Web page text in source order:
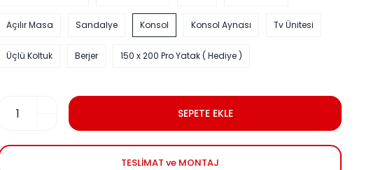
Açılır Masa Sandalye Konsol Konsol Aynası Tv Ünitesi
Üçlü Koltuk Berjer 150 x 200 Pro Yatak ( Hediye )
SEPETE EKLE
TESLİMAT ve MONTAJ